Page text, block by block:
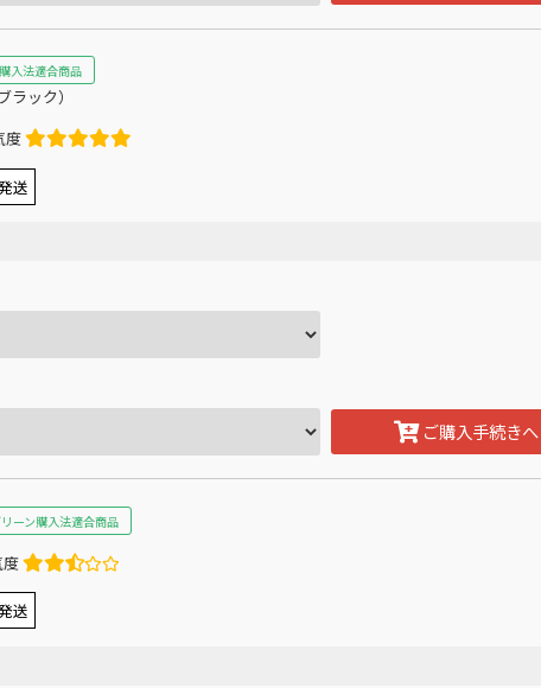
入法適合商品
ック）
度
送
ご購入手続きへ
ーン購入法適合商品
度
送